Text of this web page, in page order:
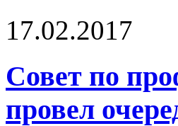
17.02.2017
Совет по
провел